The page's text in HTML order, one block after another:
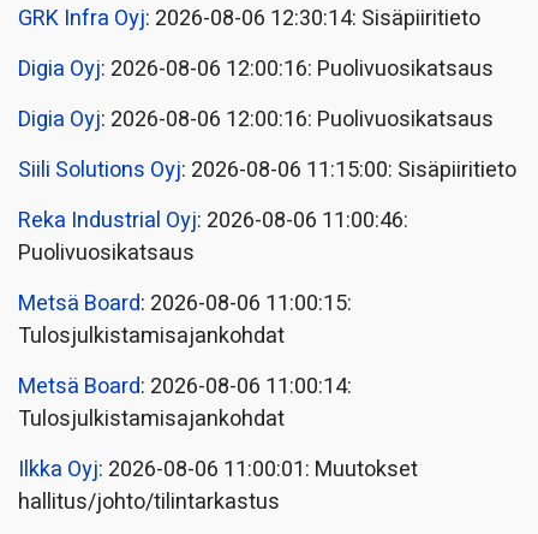
GRK Infra Oyj: 2026-08-06 12:30:14: Sisäpiiritieto
Digia Oyj: 2026-08-06 12:00:16: Puolivuosikatsaus
Digia Oyj: 2026-08-06 12:00:16: Puolivuosikatsaus
Siili Solutions Oyj: 2026-08-06 11:15:00: Sisäpiiritieto
Reka Industrial Oyj: 2026-08-06 11:00:46:
Puolivuosikatsaus
Metsä Board: 2026-08-06 11:00:15:
Tulosjulkistamisajankohdat
Metsä Board: 2026-08-06 11:00:14:
Tulosjulkistamisajankohdat
Ilkka Oyj: 2026-08-06 11:00:01: Muutokset
hallitus/johto/tilintarkastus